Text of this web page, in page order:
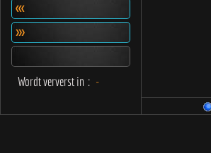
<<<
>>>
Wordt ververst in : -